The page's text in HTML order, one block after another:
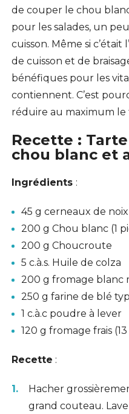
de couper le chou
pour les salades, un
cuisson. Même si c’était
de cuisson et de
bénéfiques pour les
contiennent. C’est
réduire au maximum le
Recette :
chou blanc et
Ingrédients :
45 g cerneaux de noix
200 g Chou blanc (1
200 g Choucroute
5 c.à.s. Huile de colza
200 g fromage blanc
250 g farine de blé
1 c.à.c poudre à lever
120 g fromage frais
Recette :
Hacher
grand couteau.